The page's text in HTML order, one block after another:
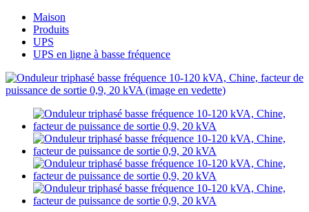
Maison
Produits
UPS
UPS en ligne à basse fréquence